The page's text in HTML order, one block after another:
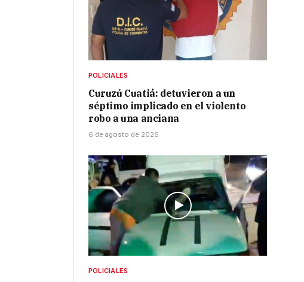
POLICIALES
Curuzú Cuatiá: detuvieron a un
séptimo implicado en el violento
robo a una anciana
6 de agosto de 2026
POLICIALES